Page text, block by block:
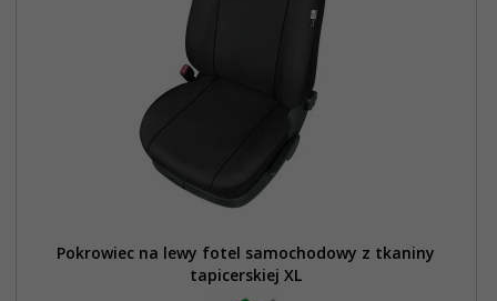
Pokrowiec na lewy fotel samochodowy z tkaniny
tapicerskiej XL